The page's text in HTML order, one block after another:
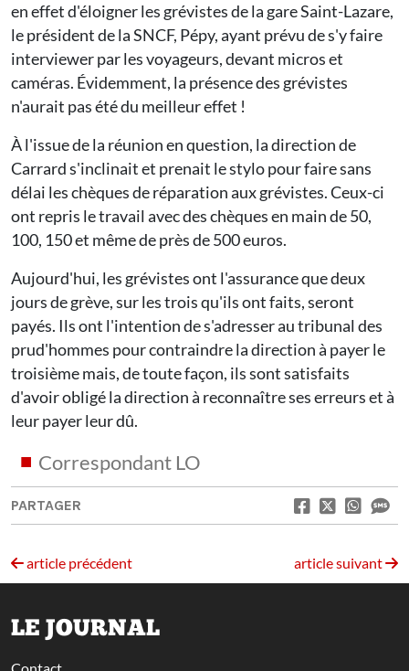
en effet d'éloigner les grévistes de la gare Saint-Lazare,
le président de la SNCF, Pépy, ayant prévu de s'y faire
interviewer par les voyageurs, devant micros et
caméras. Évidemment, la présence des grévistes
n'aurait pas été du meilleur effet !
À l'issue de la réunion en question, la direction de
Carrard s'inclinait et prenait le stylo pour faire sans
délai les chèques de réparation aux grévistes. Ceux-ci
ont repris le travail avec des chèques en main de 50,
100, 150 et même de près de 500 euros.
Aujourd'hui, les grévistes ont l'assurance que deux
jours de grève, sur les trois qu'ils ont faits, seront
payés. Ils ont l'intention de s'adresser au tribunal des
prud'hommes pour contraindre la direction à payer le
troisième mais, de toute façon, ils sont satisfaits
d'avoir obligé la direction à reconnaître ses erreurs et à
leur payer leur dû.
Correspondant LO
PARTAGER
article précédent article suivant
LE JOURNAL